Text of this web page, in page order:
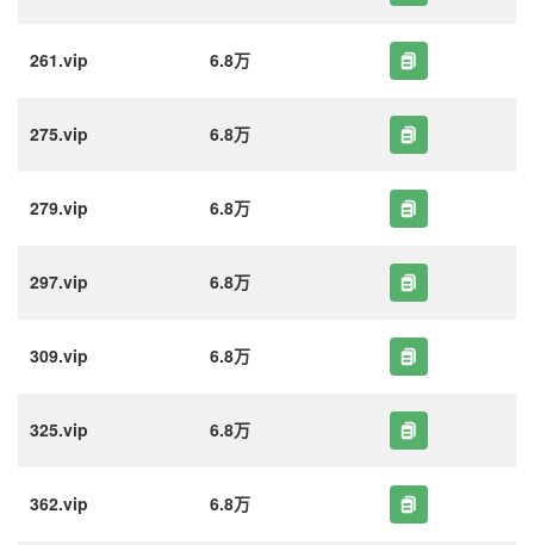
261.vip 6.8万
275.vip 6.8万
279.vip 6.8万
297.vip 6.8万
309.vip 6.8万
325.vip 6.8万
362.vip 6.8万